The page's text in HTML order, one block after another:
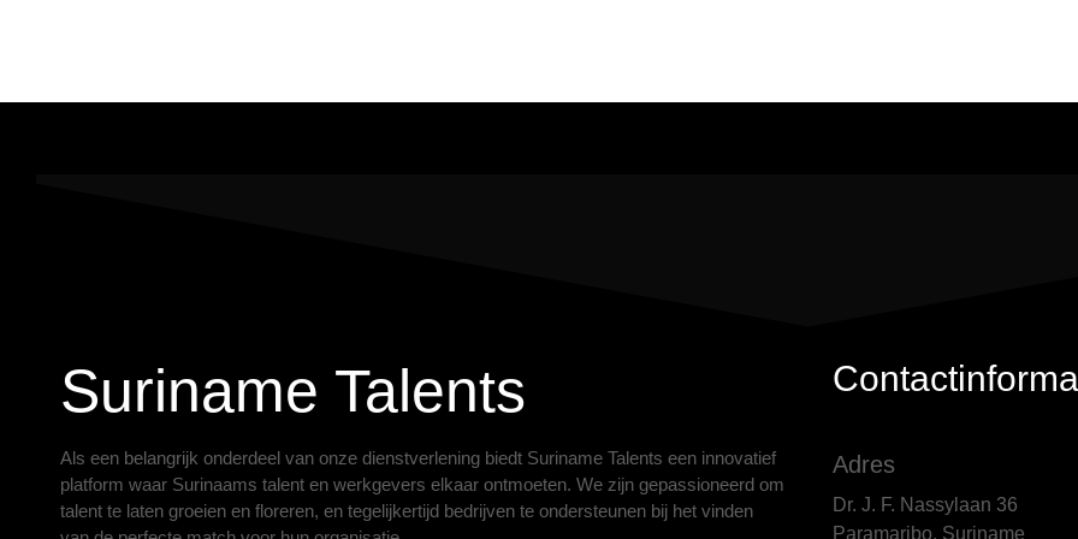
Suriname Talents
Als een belangrijk onderdeel van onze dienstverlening biedt Suriname Talents een innovatief
platform waar Surinaams talent en werkgevers elkaar ontmoeten. We zijn gepassioneerd om
talent te laten groeien en floreren, en tegelijkertijd bedrijven te ondersteunen bij het vinden
Adres
Dr. J. F. Nassylaan 36
Paramaribo, Suriname